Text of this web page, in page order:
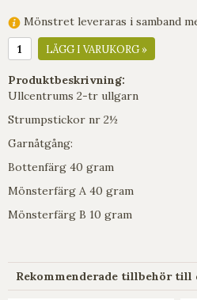
Mönstret leveraras i samband
LÄGG I VARUKORG »
Produktbeskrivning:
Ullcentrums 2-tr ullgarn
Strumpstickor nr 2½
Garnåtgång:
Bottenfärg 40 gram
Mönsterfärg A 40 gram
Mönsterfärg B 10 gram
Rekommenderade tillbehör till